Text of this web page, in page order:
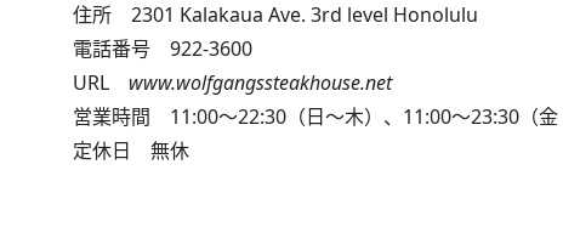
住所 2301 Kalakaua Ave. 3rd level Honolulu
電話番号 922-3600
URL www.wolfgangssteakhouse.net
営業時間 11:00～22:30（日～木）、11:00～23:30（
定休日 無休